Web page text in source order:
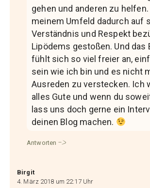
gehen und anderen zu
meinem Umfeld dadurch auf
Verständnis und Respekt
Lipödems gestoßen. Und das
fühlt sich so viel freier an,
sein wie ich bin und es nicht
Ausreden zu verstecken. Ich
alles Gute und wenn du
lass uns doch gerne ein
deinen Blog machen.
Antworten
Birgit
4. März 2018 um 22:17 Uhr